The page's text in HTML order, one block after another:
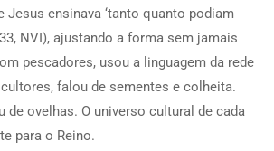
Jesus ensinava ‘tanto quanto podiam
NVI), ajustando a forma sem jamais
pescadores, usou a linguagem da rede
falou de sementes e colheita.
de ovelhas. O universo cultural de cada
para o Reino.